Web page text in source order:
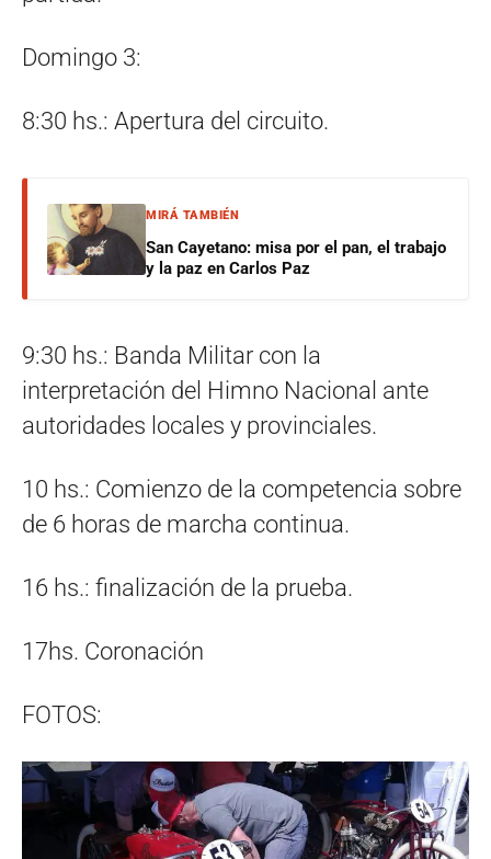
Domingo 3:
8:30 hs.: Apertura del circuito.
MIRÁ TAMBIÉN
San Cayetano: misa por el pan, el trabajo
y la paz en Carlos Paz
9:30 hs.: Banda Militar con la
interpretación del Himno Nacional ante
autoridades locales y provinciales.
10 hs.: Comienzo de la competencia sobre
de 6 horas de marcha continua.
16 hs.: finalización de la prueba.
17hs. Coronación
FOTOS: